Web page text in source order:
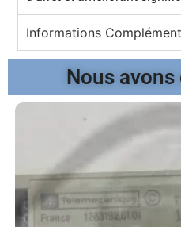
Informations
Nous